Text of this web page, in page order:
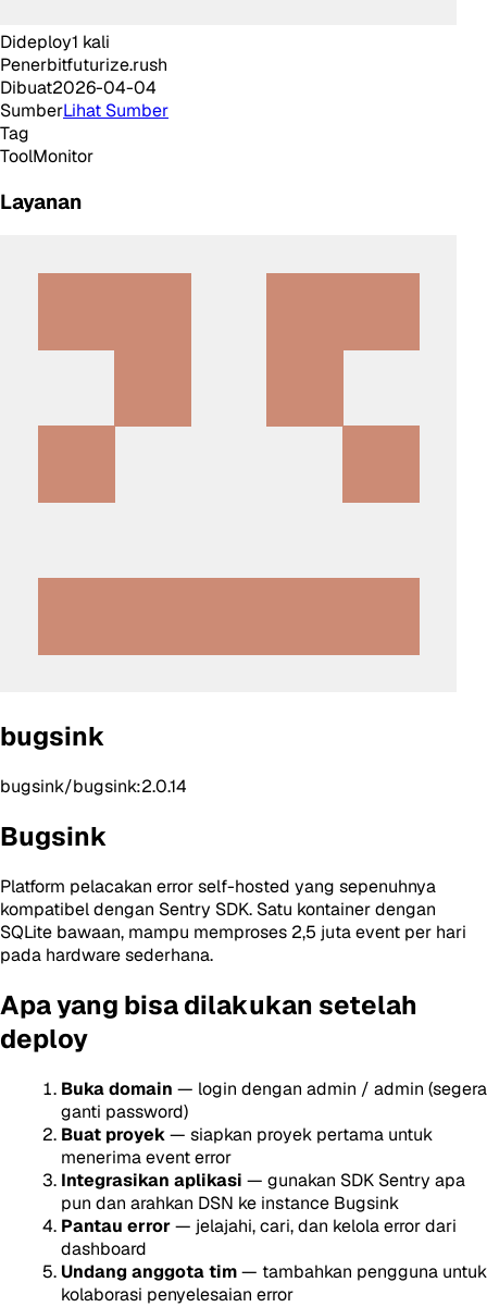
Dideploy1 kali
Penerbitfuturize.rush
Dibuat2026-04-04
SumberLihat Sumber
Tag
ToolMonitor
Layanan
bugsink
bugsink/bugsink:2.0.14
Bugsink
Platform pelacakan error self-hosted yang sepenuhnya
kompatibel dengan Sentry SDK. Satu kontainer dengan
SQLite bawaan, mampu memproses 2,5 juta event per hari
pada hardware sederhana.
Apa yang bisa dilakukan setelah
deploy
Buka domain — login dengan admin / admin (segera
ganti password)
Buat proyek— siapkan proyek pertama untuk
menerima event error
Integrasikan aplikasi — gunakan SDK Sentry apa
pun dan arahkan DSN ke instance Bugsink
Pantau error— jelajahi, cari, dan kelola error dari
dashboard
Undang anggota tim— tambahkan pengguna untuk
kolaborasi penyelesaian error